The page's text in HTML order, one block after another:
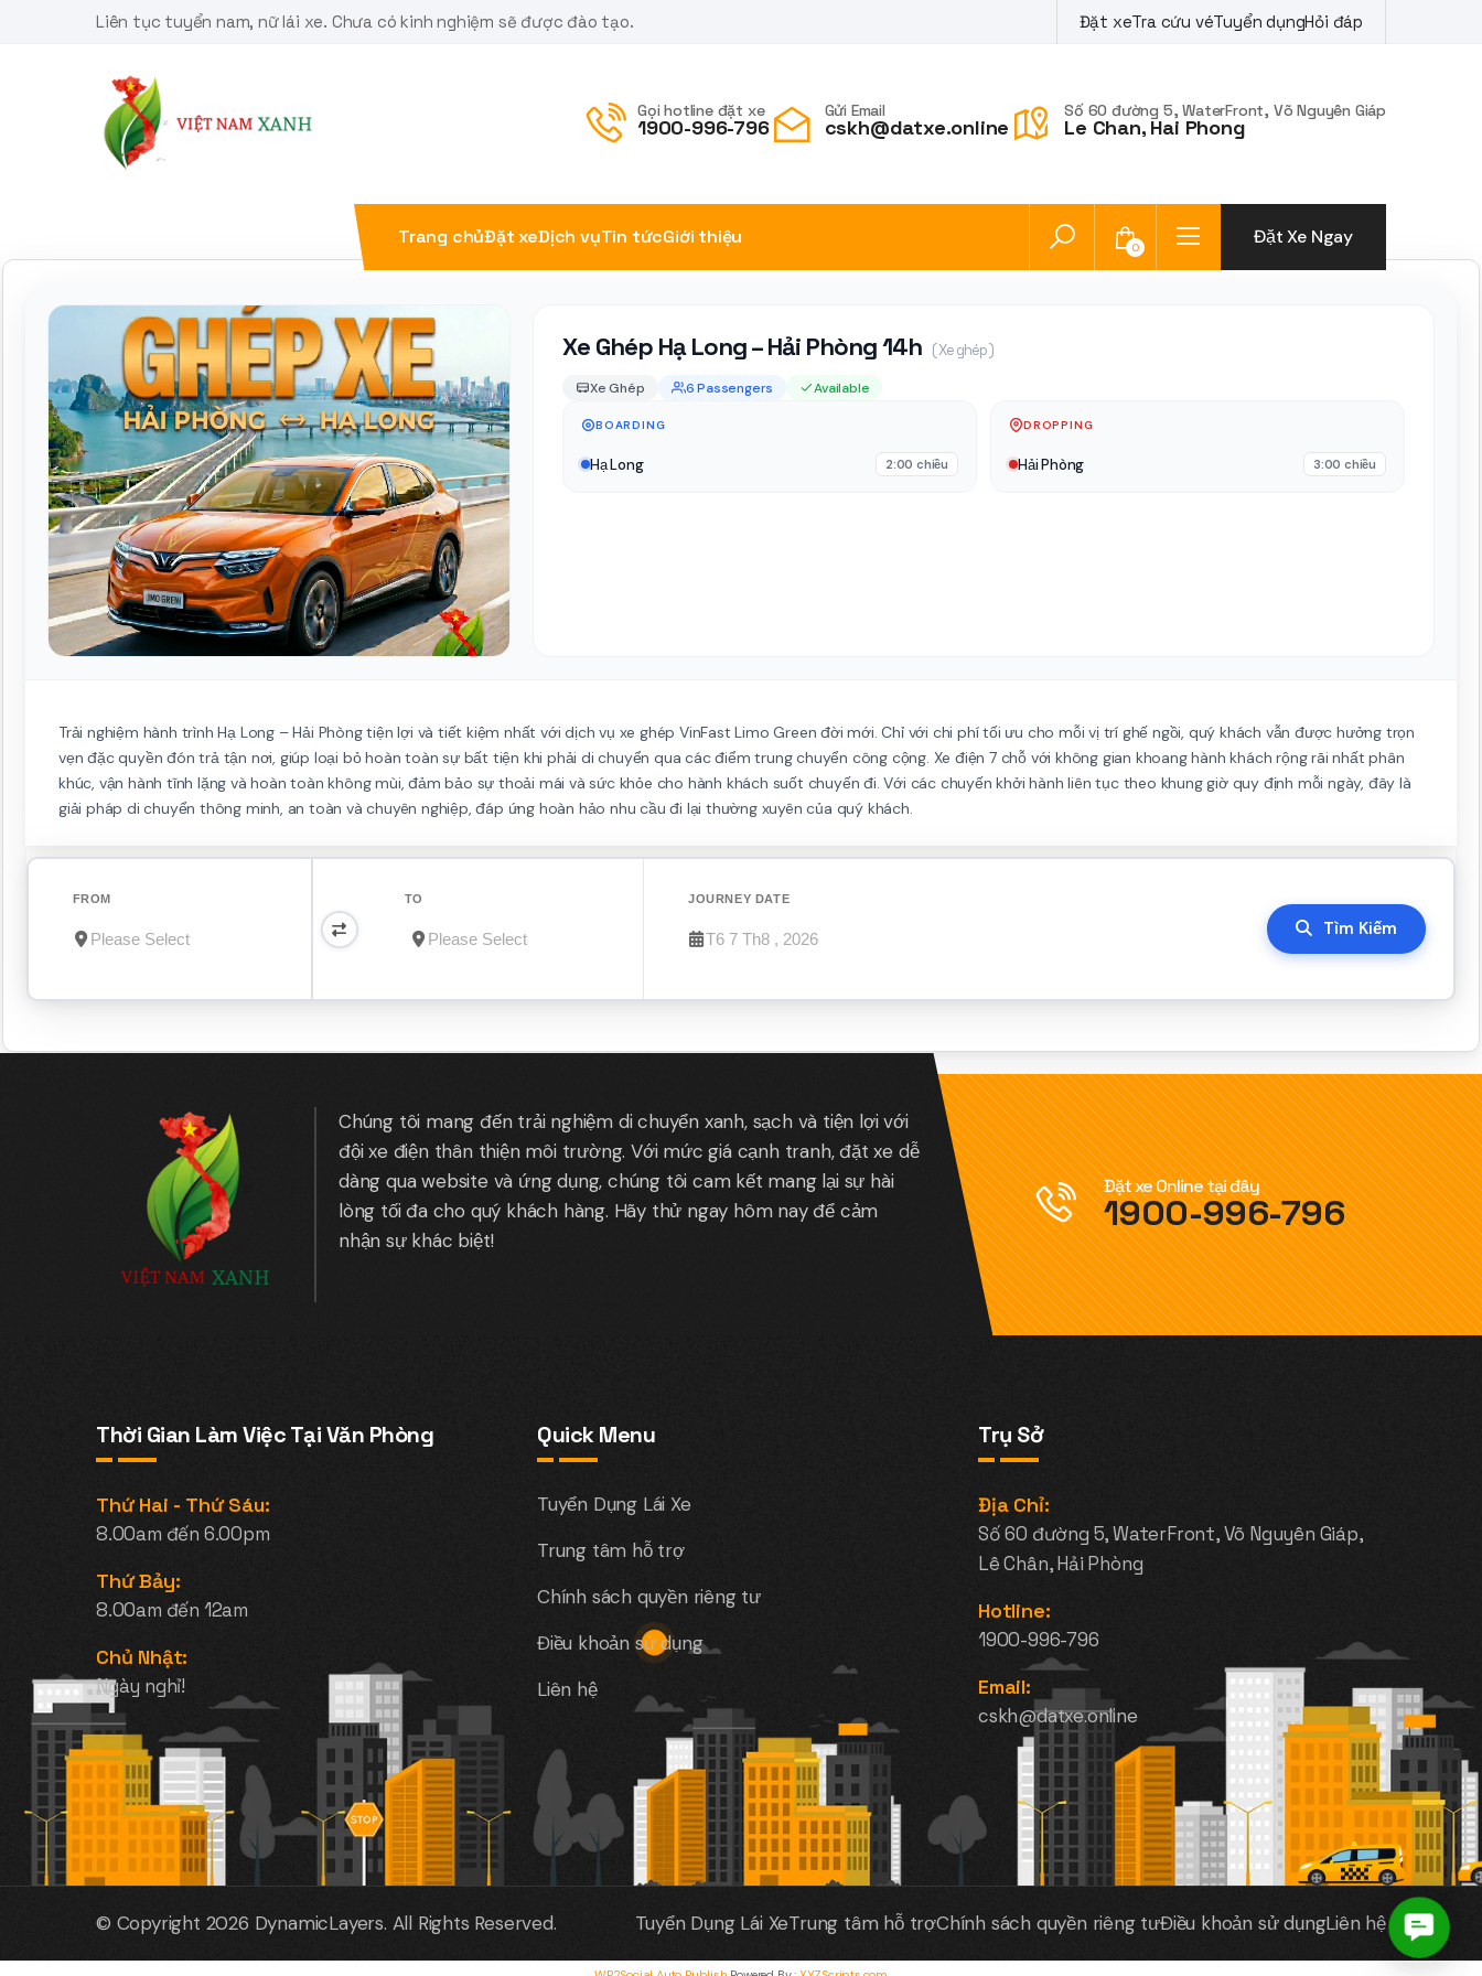
Liên tục tuyển nam, nữ lái xe. Chưa có kinh nghiệm sẽ được đào tạo. Đặt xeTra cứu véTuyển dụngHỏi đáp
Gọi hotline đặt xe
1900-996-796
Gửi Email
cskh@datxe.online
Số 60 đường 5, WaterFront, Võ Nguyên Giáp
Le Chan, Hai Phong
Trang chủĐặt xeDịch vụTin tứcGiới thiệu 0 Đặt Xe Ngay
Xe Ghép Hạ Long – Hải Phòng 14h ( Xe ghép )
Xe Ghép 6 Passengers Available
BOARDING
Hạ Long 2:00 chiều
DROPPING
Hải Phòng 3:00 chiều
Trải nghiệm hành trình Hạ Long – Hải Phòng tiện lợi và tiết kiệm nhất với dịch vụ xe ghép VinFast Limo Green đời mới. Chỉ với chi phí tối ưu cho mỗi vị trí ghế ngồi, quý khách vẫn được hưởng trọn
vẹn đặc quyền đón trả tận nơi, giúp loại bỏ hoàn toàn sự bất tiện khi phải di chuyển qua các điểm trung chuyển công cộng. Xe điện 7 chỗ với không gian khoang hành khách rộng rãi nhất phân
khúc, vận hành tĩnh lặng và hoàn toàn không mùi, đảm bảo sự thoải mái và sức khỏe cho hành khách suốt chuyến đi. Với các chuyến khởi hành liên tục theo khung giờ quy định mỗi ngày, đây là
giải pháp di chuyển thông minh, an toàn và chuyên nghiệp, đáp ứng hoàn hảo nhu cầu đi lại thường xuyên của quý khách.
FROM TO JOURNEY DATE
Tìm Kiếm
Chúng tôi mang đến trải nghiệm di chuyển xanh, sạch và tiện lợi với
đội xe điện thân thiện môi trường. Với mức giá cạnh tranh, đặt xe dễ
dàng qua website và ứng dụng, chúng tôi cam kết mang lại sự hài
lòng tối đa cho quý khách hàng. Hãy thử ngay hôm nay để cảm
nhận sự khác biệt!
Đặt xe Online tại đây
1900-996-796
Thời Gian Làm Việc Tại Văn Phòng
Thứ Hai - Thứ Sáu:
8.00am đến 6.00pm
Thứ Bảy:
8.00am đến 12am
Chủ Nhật:
Ngày nghỉ!
Quick Menu
Tuyển Dụng Lái Xe
Trung tâm hỗ trợ
Chính sách quyền riêng tư
Điều khoản sử dụng
Liên hệ
Trụ Sở
Địa Chỉ:
Số 60 đường 5, WaterFront, Võ Nguyên Giáp,
Lê Chân, Hải Phòng
Hotline:
1900-996-796
Email:
cskh@datxe.online
© Copyright 2026 DynamicLayers. All Rights Reserved. Tuyển Dụng Lái XeTrung tâm hỗ trợChính sách quyền riêng tưĐiều khoản sử dụngLiên hệ